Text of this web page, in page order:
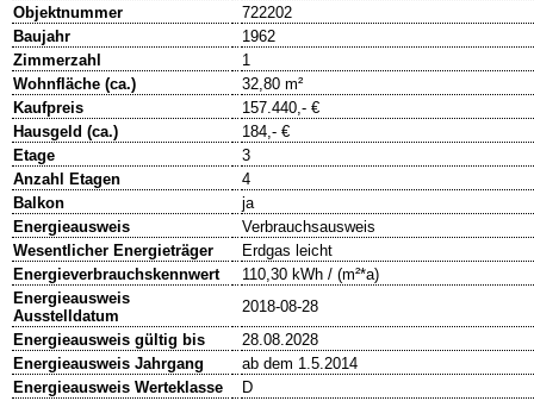
Objektnummer
722202
Baujahr
1962
Zimmerzahl
1
Wohnfläche (ca.)
32,80 m²
Kaufpreis
157.440,- €
Hausgeld (ca.)
184,- €
Etage
3
Anzahl Etagen
4
Balkon
ja
Energieausweis
Verbrauchsausweis
Wesentlicher Energieträger
Erdgas leicht
Energieverbrauchskennwert
110,30 kWh / (m²*a)
Energieausweis
Ausstelldatum
2018-08-28
Energieausweis gültig bis
28.08.2028
Energieausweis Jahrgang
ab dem 1.5.2014
Energieausweis Werteklasse
D